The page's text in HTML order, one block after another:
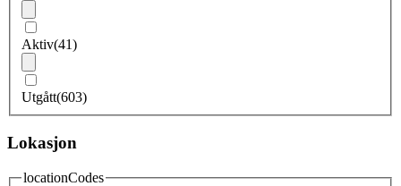
Aktiv(41)
Utgått(603)
Lokasjon
locationCodes